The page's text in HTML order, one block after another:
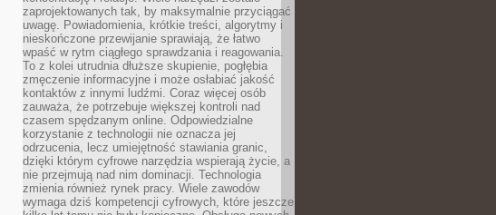
zaprojektowanych tak, by maksymalnie przyciągać
uwagę. Powiadomienia, krótkie treści, algorytmy i
nieskończone przewijanie sprawiają, że łatwo
wpaść w rytm ciągłego sprawdzania i reagowania.
To z kolei utrudnia dłuższe skupienie, pogłębia
zmęczenie informacyjne i może osłabiać jakość
kontaktów z innymi ludźmi. Coraz więcej osób
zauważa, że potrzebuje większej kontroli nad
czasem spędzanym online. Odpowiedzialne
korzystanie z technologii nie oznacza jej
odrzucenia, lecz umiejętność stawiania granic,
dzięki którym cyfrowe narzędzia wspierają życie, a
nie przejmują nad nim dominacji. Technologia
zmienia również rynek pracy. Wiele zawodów
wymaga dziś kompetencji cyfrowych, które jeszcze